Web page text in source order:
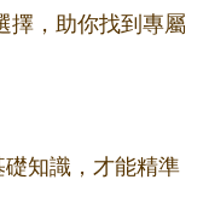
擇，助你找到專屬
礎知識，才能精準